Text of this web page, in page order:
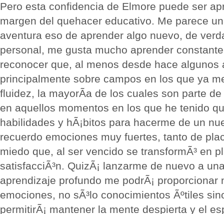
Pero esta confidencia de Elmore puede ser
margen del quehacer educativo. Me parece
aventura eso de aprender algo nuevo, de
personal, me gusta mucho aprender
reconocer que, al menos desde hace algunos
principalmente sobre campos en los que ya
fluidez, la mayorÃ­a de los cuales son parte
en aquellos momentos en los que he tenido
habilidades y hÃ¡bitos para hacerme de un
recuerdo emociones muy fuertes, tanto de
miedo que, al ser vencido se transformÃ³ en
satisfacciÃ³n. QuizÃ¡ lanzarme de nuevo a
aprendizaje profundo me podrÃ¡ proporcionar
emociones, no sÃ³lo conocimientos Ãºtiles
permitirÃ¡ mantener la mente despierta y el